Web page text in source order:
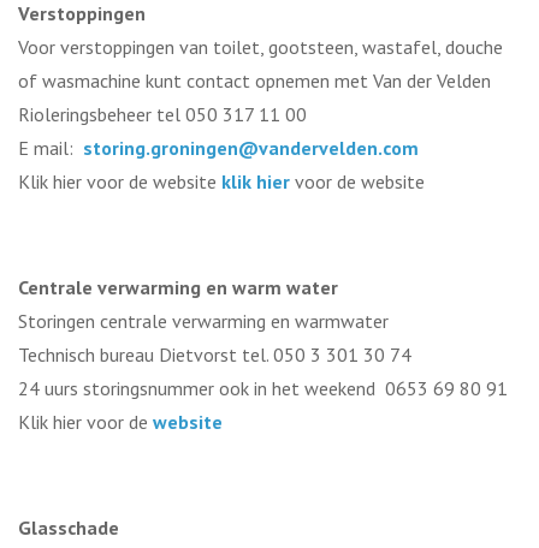
Verstoppingen
Voor verstoppingen van toilet, gootsteen, wastafel, douche
of wasmachine kunt contact opnemen met Van der Velden
Rioleringsbeheer tel 050 317 11 00
E mail: storing.groningen@vandervelden.com
Klik hier voor de website klik hier voor de website
Centrale verwarming en warm water
Storingen centrale verwarming en warmwater
Technisch bureau Dietvorst tel. 050 3 301 30 74
24 uurs storingsnummer ook in het weekend 0653 69 80 91
Klik hier voor de website
Glasschade